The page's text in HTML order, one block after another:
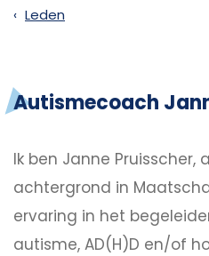
Leden
Autismecoach
Ik ben Janne
achtergrond in
ervaring in het
autisme, AD(H)D en/of